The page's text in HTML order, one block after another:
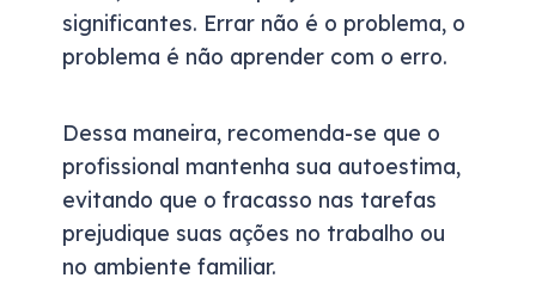
significantes. Errar não é o problema, o
problema é não aprender com o erro.
Dessa maneira, recomenda-se que o
profissional mantenha sua autoestima,
evitando que o fracasso nas tarefas
prejudique suas ações no trabalho ou
no ambiente familiar.